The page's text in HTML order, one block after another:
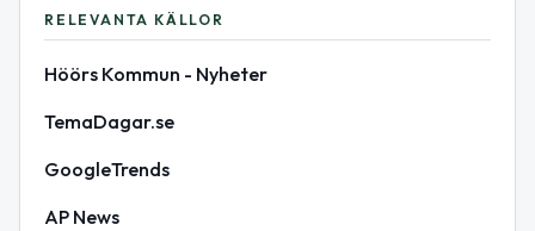
RELEVANTA KÄLLOR
Höörs Kommun - Nyheter
TemaDagar.se
GoogleTrends
AP News